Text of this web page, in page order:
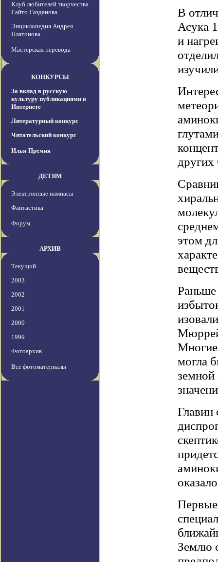
Клуб любителей творчества
Гайто Газданова
Энциклопедия Андрея
Платонова
Мастерская перевода
КОНКУРСЫ
За вклад в русскую
культуру публикациями в
Интернете
Литературный конкурс
Читательский конкурс
Илья-Премия
ДЕТЯМ
Электронные пампасы
Фантастика
Форум
АРХИВ
Текущий
2003
2002
2001
2000
1999
Фотоархив
Все фотоматериалы
В
Асука
и
этом
Многие
могла
земной
Главин
Первые
Землю